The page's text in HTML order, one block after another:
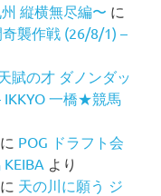
縦横無尽編〜 に
襲作戦 (26/8/1) –
賦の才 ダノンダッ
IKKYO 一橋★競馬
POG ドラフト会
より
に 天の川に願う ジ